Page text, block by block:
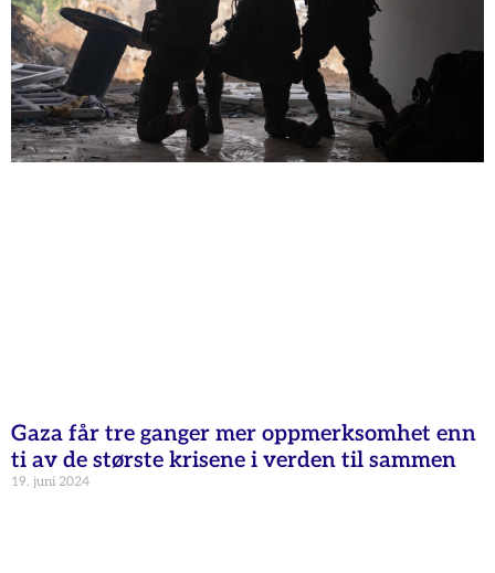
Gaza får tre ganger mer oppmerksomhet enn
ti av de største krisene i verden til sammen
19. juni 2024